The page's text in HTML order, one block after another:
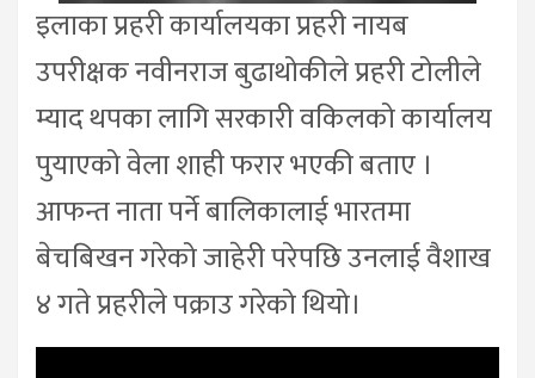
इलाका प्रहरी कार्यालयका प्रहरी नायब
उपरीक्षक नवीनराज बुढाथोकीले प्रहरी टोलीले
म्याद थपका लागि सरकारी वकिलको कार्यालय
पुयाएको वेला शाही फरार भएकी बताए ।
आफन्त नाता पर्ने बालिकालाई भारतमा
बेचबिखन गरेको जाहेरी परेपछि उनलाई वैशाख
४ गते प्रहरीले पक्राउ गरेको थियो।